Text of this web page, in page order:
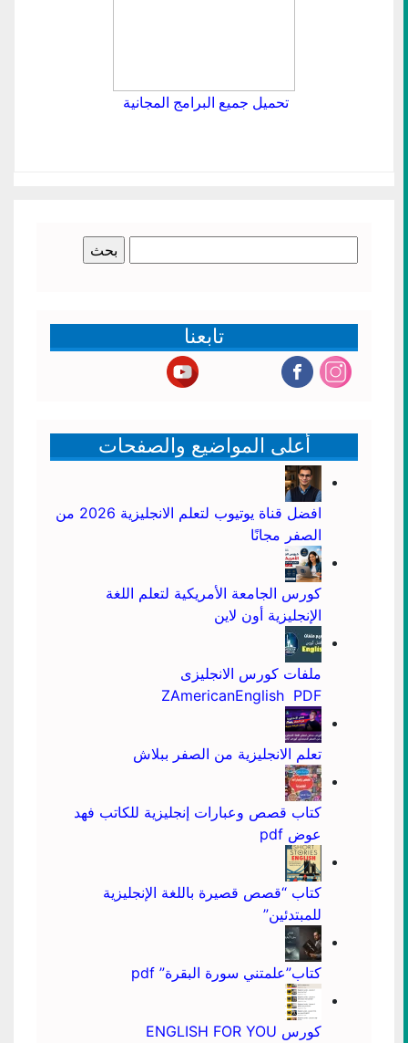
تحميل جميع البرامج المجانية
عن:
تابعنا
أعلى المواضيع والصفحات
افضل قناة يوتيوب لتعلم الانجليزية 2026 من
الصفر مجانًا
كورس الجامعة الأمريكية لتعلم اللغة
الإنجليزية أون لاين
ملفات كورس الانجليزى
ZAmericanEnglish PDF
تعلم الانجليزية من الصفر ببلاش
كتاب قصص وعبارات إنجليزية للكاتب فهد
عوض pdf
كتاب “قصص قصيرة باللغة الإنجليزية
للمبتدئين”
كتاب”علمتني سورة البقرة” pdf
كورس ENGLISH FOR YOU